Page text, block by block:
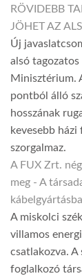
RÖVIDEBB
JÖHET AZ
Új
alsó
Minisztérium.
pontból álló
hosszának
kevesebb
szorgalmaz.
A FUX Zrt.
meg - A
A miskolci
villamos
csatlakozva. A
foglalkozó